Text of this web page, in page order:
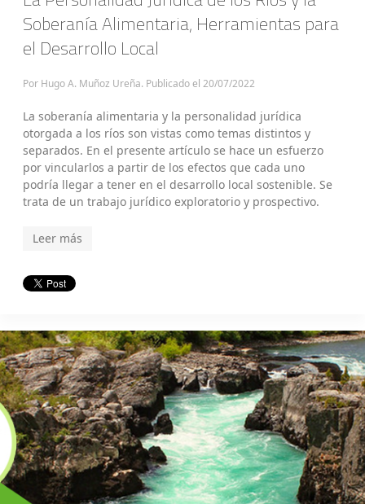
Soberanía Alimentaria, Herramientas para
el Desarrollo Local
Por Hugo A. Muñoz Ureña. Publicado el 20/07/2022
La soberanía alimentaria y la personalidad jurídica
otorgada a los ríos son vistas como temas distintos y
separados. En el presente artículo se hace un esfuerzo
por vincularlos a partir de los efectos que cada uno
podría llegar a tener en el desarrollo local sostenible. Se
trata de un trabajo jurídico exploratorio y prospectivo.
Leer más